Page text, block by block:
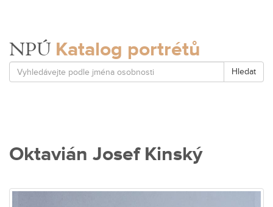
NPÚ Katalog portrétů
Hledat
Oktavián Josef Kinský